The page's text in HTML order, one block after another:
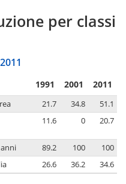
per classi
1991 2001 2011
21.7 34.8
51.1
11.6 0 20.7
89.2 100
100
26.6 36.2 34.6